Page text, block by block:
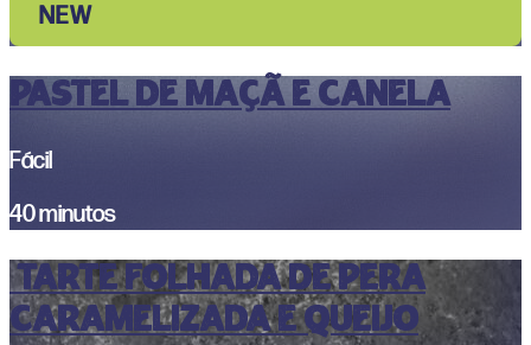
NEW
PASTEL DE MAÇÃ E CANELA
Fácil
40 minutos
TARTE FOLHADA DE PERA
CARAMELIZADA E QUEIJO